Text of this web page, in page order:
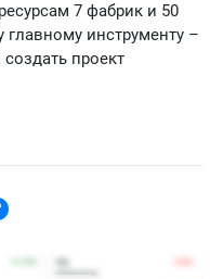
7 фабрик и 50
инструменту –
проект